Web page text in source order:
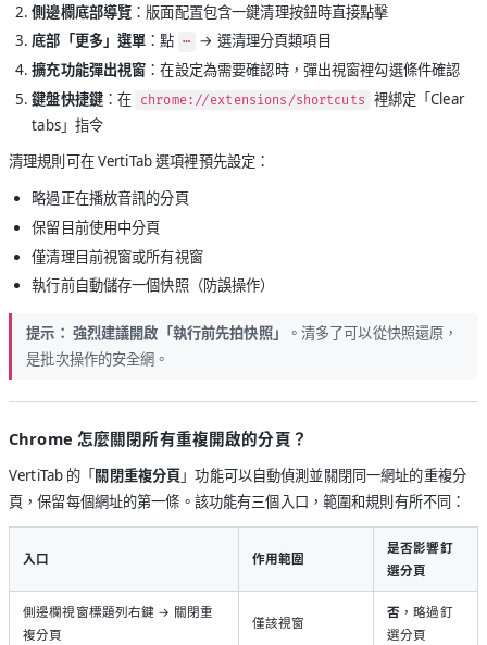
側邊欄底部導覽 ：版面配置包含一鍵清理按鈕時直接點擊
底部「更多」選單 ：點 ⋯ → 選清理分頁類項目
擴充功能彈出視窗 ：在設定為需要確認時，彈出視窗裡勾選條件確認
鍵盤快捷鍵：在 chrome://extensions/shortcuts 裡綁定「Clear
tabs」指令
清理規則可在 VertiTab 選項裡預先設定：
略過正在播放音訊的分頁
保留目前使用中分頁
僅清理目前視窗或所有視窗
執行前自動儲存一個快照（防誤操作）
提示： 強烈建議開啟「執行前先拍快照」
。清多了可以從快照還原，
是批次操作的安全網。
Chrome 怎麼關閉所有重複開啟的分頁？
VertiTab 的「關閉重複分頁」功能可以自動偵測並關閉同一網址的重複分
頁，保留每個網址的第一條。該功能有三個入口，範圍和規則有所不同：
入口 作用範圍
是否影響釘
選分頁
側邊欄視窗標題列右鍵 → 關閉重
複分頁
僅該視窗
否 ，略過釘
選分頁